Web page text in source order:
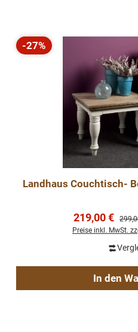
Rabatt
-27%
Landhaus Couchtisch-
219,00 €
Preise inkl. MwSt.
In den